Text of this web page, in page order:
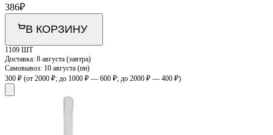
386₽
В КОРЗИНУ
1109 ШТ
Доставка: 8 августа (завтра)
Самовывоз: 10 августа (пн)
300 ₽ (от 2000 ₽; до 1000 ₽ — 600 ₽; до 2000 ₽ — 400 ₽)